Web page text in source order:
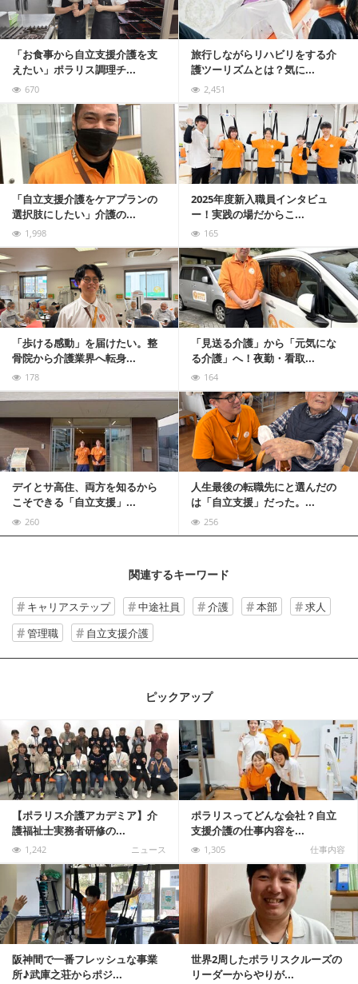
「お食事から自立支援介護を支
えたい」ポラリス調理チ...
670
旅行しながらリハビリをする介
護ツーリズムとは？気に...
2,451
「自立支援介護をケアプランの
選択肢にしたい」介護の...
1,998
2025年度新入職員インタビュ
ー！実践の場だからこ...
165
記事を読む
「歩ける感動」を届けたい。整
骨院から介護業界へ転身...
178
「見送る介護」から「元気にな
る介護」へ！夜勤・看取...
164
記事を読む
デイとサ高住、両方を知るから
こそできる「自立支援」...
260
人生最後の転職先にと選んだの
は「自立支援」だった。...
256
記事を読む
関連するキーワード
キャリアステップ 中途社員 介護 本部
求人
管理職
自立支援介護
ピックアップ
【ポラリス介護アカデミア】介
護福祉士実務者研修の...
1,242 ニュース
ポラリスってどんな会社？自立
支援介護の仕事内容を...
1,305 仕事内容
記事を読む
阪神間で一番フレッシュな事業
所♪武庫之荘からポジ...
世界2周したポラリスクルーズの
リーダーからやりが...
記事を読む